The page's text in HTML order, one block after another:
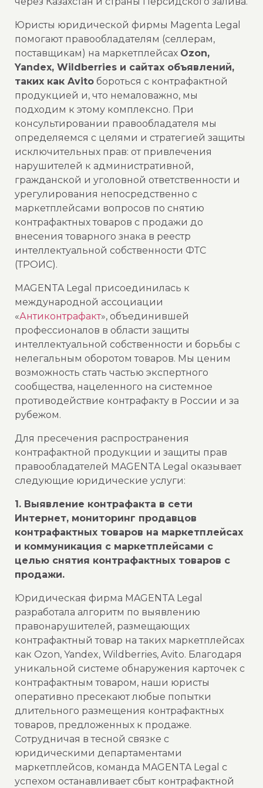
Юристы юридической фирмы Magenta Legal
помогают правообладателям (селлерам,
поставщикам) на маркетплейсах Ozon,
Yandex, Wildberries и сайтах объявлений,
таких как Avito бороться с контрафактной
продукцией и, что немаловажно, мы
подходим к этому комплексно. При
консультировании правообладателя мы
определяемся с целями и стратегией защиты
исключительных прав: от привлечения
нарушителей к административной,
гражданской и уголовной ответственности и
урегулирования непосредственно с
маркетплейсами вопросов по снятию
контрафактных товаров с продажи до
внесения товарного знака в реестр
интеллектуальной собственности ФТС
(ТРОИС).
MAGENTA Legal присоединилась к
международной ассоциации
«Антиконтрафакт», объединившей
профессионалов в области защиты
интеллектуальной собственности и борьбы с
нелегальным оборотом товаров. Мы ценим
возможность стать частью экспертного
сообщества, нацеленного на системное
противодействие контрафакту в России и за
рубежом.
Для пресечения распространения
контрафактной продукции и защиты прав
правообладателей MAGENTA Legal оказывает
следующие юридические услуги:
1. Выявление контрафакта в сети
Интернет, мониторинг продавцов
контрафактных товаров на маркетплейсах
и коммуникация с маркетплейсами с
целью снятия контрафактных товаров с
продажи.
Юридическая фирма MAGENTA Legal
разработала алгоритм по выявлению
правонарушителей, размещающих
контрафактный товар на таких маркетплейсах
как Ozon, Yandex, Wildberries, Avito. Благодаря
уникальной системе обнаружения карточек с
контрафактным товаром, наши юристы
оперативно пресекают любые попытки
длительного размещения контрафактных
товаров, предложенных к продаже.
Сотрудничая в тесной связке с
юридическими департаментами
маркетплейсов, команда MAGENTA Legal с
успехом останавливает сбыт контрафактной